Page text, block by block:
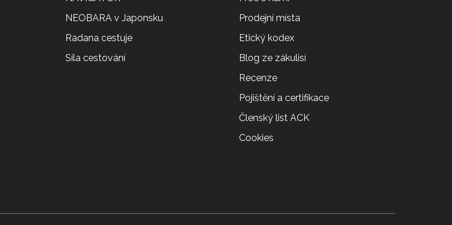
NEOBARA v Japonsku
Radana cestuje
Síla cestování
Prodejní místa
Etický kodex
Blog ze zákulisí
Recenze
Pojištění a certifikace
Členský list ACK
Cookies